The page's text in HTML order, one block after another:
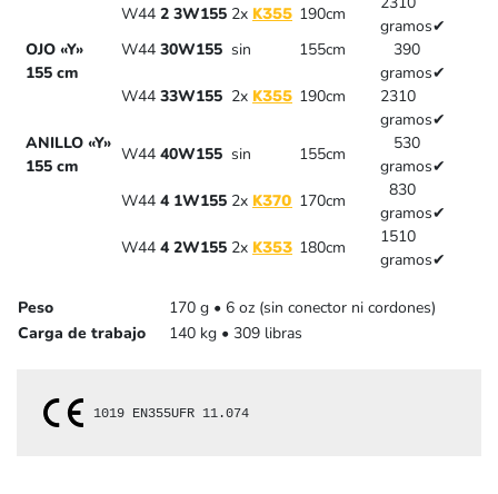
W44 2 3W155 2x K355 190cm
gramos✔
OJO «Y»
155 cm
W44 30W155 sin 155cm
390
gramos✔
W44 33W155 2x K355 190cm
2310
gramos✔
ANILLO «Y»
155 cm
W44 40W155 sin 155cm
530
gramos✔
W44 4 1W155 2x K370 170cm
830
gramos✔
W44 42W155 2x K353 180cm
1510
gramos✔
Peso
170 g • 6 oz (sin conector ni cordones)
Carga de trabajo
140 kg • 309 libras
1019 EN355UFR 11.074